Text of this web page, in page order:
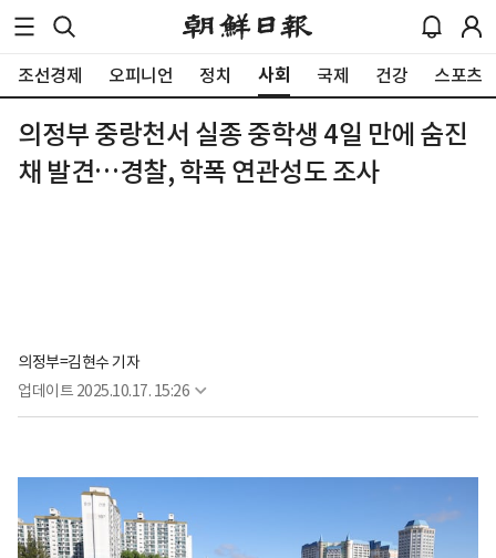
조선경제 오피니언 정치 사회 국제 건강 스포츠
의정부 중랑천서 실종 중학생 4일 만에 숨진
채 발견…경찰, 학폭 연관성도 조사
의정부=김현수 기자
업데이트 2025.10.17. 15:26